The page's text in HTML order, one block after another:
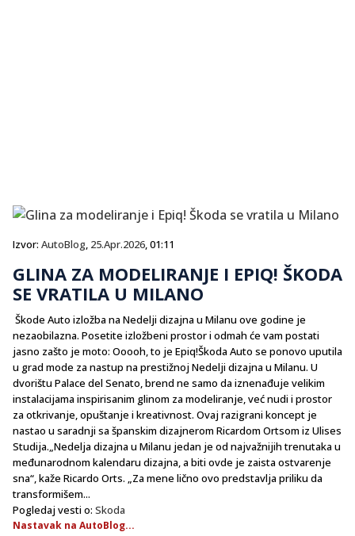
Izvor: AutoBlog, 25.Apr.2026, 01:11
GLINA ZA MODELIRANJE I EPIQ! ŠKODA
SE VRATILA U MILANO
Škode Auto izložba na Nedelji dizajna u Milanu ove godine je
nezaobilazna. Posetite izložbeni prostor i odmah će vam postati
jasno zašto je moto: Ooooh, to je Epiq!Škoda Auto se ponovo uputila
u grad mode za nastup na prestižnoj Nedelji dizajna u Milanu. U
dvorištu Palace del Senato, brend ne samo da iznenađuje velikim
instalacijama inspirisanim glinom za modeliranje, već nudi i prostor
za otkrivanje, opuštanje i kreativnost. Ovaj razigrani koncept je
nastao u saradnji sa španskim dizajnerom Ricardom Ortsom iz Ulises
Studija.„Nedelja dizajna u Milanu jedan je od najvažnijih trenutaka u
međunarodnom kalendaru dizajna, a biti ovde je zaista ostvarenje
sna“, kaže Ricardo Orts. „Za mene lično ovo predstavlja priliku da
transformišem...
Pogledaj vesti o: Skoda
Nastavak na AutoBlog...